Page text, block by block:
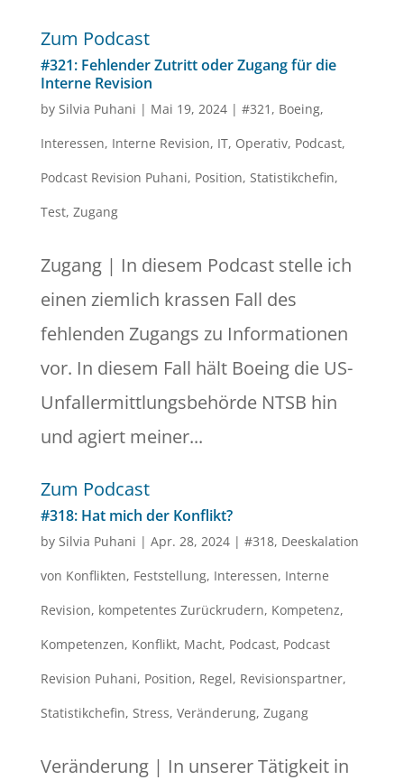
Zum Podcast
#321: Fehlender Zutritt oder Zugang für die
Interne Revision
by Silvia Puhani | Mai 19, 2024| #321 , Boeing,
Interessen, Interne Revision, IT, Operativ, Podcast,
Podcast Revision Puhani, Position, Statistikchefin,
Test, Zugang
Zugang | In diesem Podcast stelle ich
einen ziemlich krassen Fall des
fehlenden Zugangs zu Informationen
vor. In diesem Fall hält Boeing die US-
Unfallermittlungsbehörde NTSB hin
und agiert meiner...
Zum Podcast
#318: Hat mich der Konflikt?
by Silvia Puhani | Apr. 28, 2024| #318, Deeskalation
von Konflikten, Feststellung, Interessen, Interne
Revision, kompetentes Zurückrudern, Kompetenz,
Kompetenzen, Konflikt, Macht, Podcast, Podcast
Revision Puhani, Position, Regel, Revisionspartner,
Statistikchefin, Stress, Veränderung, Zugang
Veränderung | In unserer Tätigkeit in